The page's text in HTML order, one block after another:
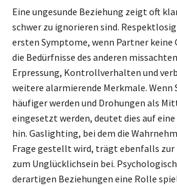
Eine ungesunde Beziehung zeigt oft
schwer zu ignorieren sind.
ersten Symptome, wenn Partner keine
die Bedürfnisse des anderen
Erpressung, Kontrollverhalten und
weitere alarmierende Merkmale. Wenn
häufiger werden und Drohungen als
eingesetzt werden, deutet dies auf
hin. Gaslighting, bei dem die
Frage gestellt wird, trägt ebenfalls
zum Unglücklichsein bei.
derartigen Beziehungen eine Rolle